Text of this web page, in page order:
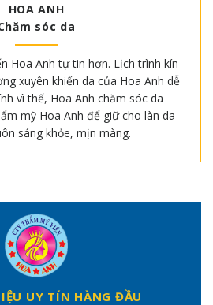
HOA ANH
sóc da
Hoa Anh tự tin hơn. Lịch trình kín
xuyên khiến da của Hoa Anh dễ
vì thế, Hoa Anh chăm sóc da
mỹ Hoa Anh để giữ cho làn da
sáng khỏe, mịn màng.
UY TÍN HÀNG ĐẦU